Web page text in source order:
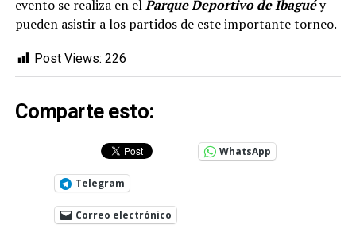
evento se realiza en elParque Deportivo de Ibaguéy
pueden asistir a los partidos de este importante torneo.
Post Views: 226
Comparte esto:
WhatsApp
Telegram
Correo electrónico